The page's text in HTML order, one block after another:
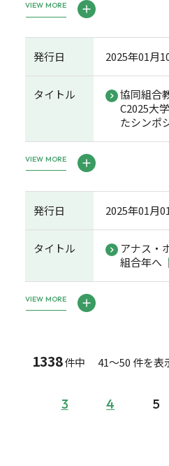
VIEW MORE
発行日 2025年01月
タイトル
協同組合
C2025大
たシンポ
VIEW MORE
発行日 2025年01月
タイトル
アナス・
組合年へ
VIEW MORE
1338件中 41～50 件を表
3 4 5